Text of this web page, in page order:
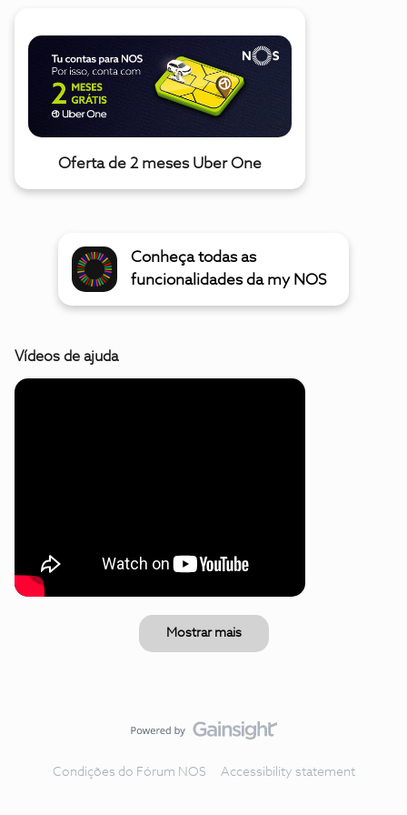
Oferta de 2 meses Uber One
Conheça todas as
funcionalidades da my NOS
Vídeos de ajuda
Mostrar mais
Condições do Fórum NOS Accessibility statement